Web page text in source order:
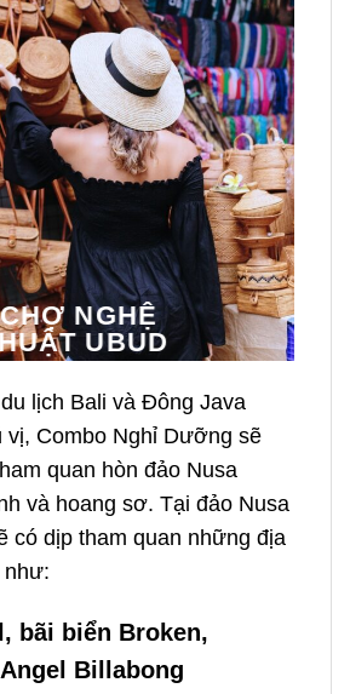
CHỢ NGHỆ
UBUD
lịch Bali và Đông Java
vị, Combo Nghỉ Dưỡng sẽ
quan hòn đảo Nusa
và hoang sơ. Tại đảo Nusa
có dịp tham quan những địa
như:
bãi biển Broken,
Billabong